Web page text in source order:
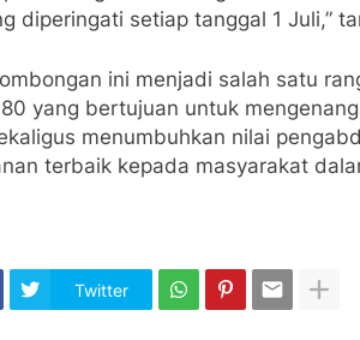
diperingati setiap tanggal 1 Juli,”
ini menjadi salah satu
yang bertujuan untuk
menumbuhkan nilai
terbaik kepada masyarakat
Twitter